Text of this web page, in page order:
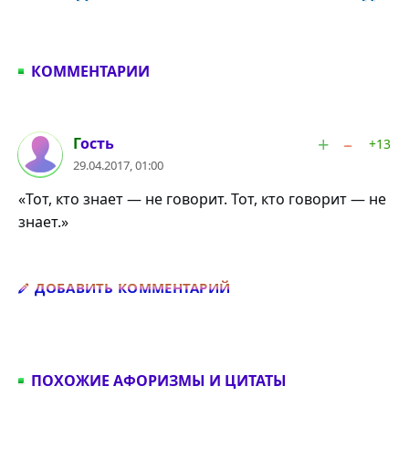
КОММЕНТАРИИ
#1Гость
29.04.2017, 01:00
+13
«Тот, кто знает — не говорит. Тот, кто говорит — не
знает.»
ДОБАВИТЬ КОММЕНТАРИЙ
ПОХОЖИЕ АФОРИЗМЫ И ЦИТАТЫ